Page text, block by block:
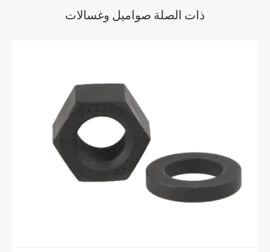
ذات الصلة صواميل وغسالات